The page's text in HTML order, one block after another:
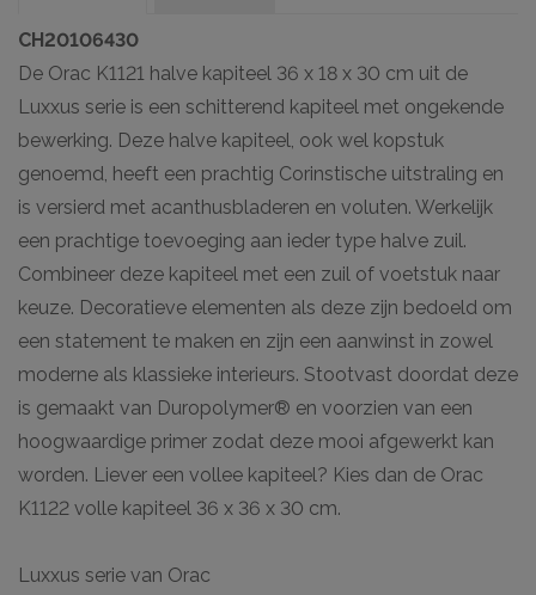
CH20106430
De Orac K1121 halve kapiteel 36 x 18 x 30 cm uit de
Luxxus serie is een schitterend kapiteel met ongekende
bewerking. Deze halve kapiteel, ook wel kopstuk
genoemd, heeft een prachtig Corinstische uitstraling en
is versierd met acanthusbladeren en voluten. Werkelijk
een prachtige toevoeging aan ieder type halve zuil.
Combineer deze kapiteel met een zuil of voetstuk naar
keuze. Decoratieve elementen als deze zijn bedoeld om
een statement te maken en zijn een aanwinst in zowel
moderne als klassieke interieurs. Stootvast doordat deze
is gemaakt van Duropolymer® en voorzien van een
hoogwaardige primer zodat deze mooi afgewerkt kan
worden. Liever een vollee kapiteel? Kies dan de Orac
K1122 volle kapiteel 36 x 36 x 30 cm.
Luxxus serie van Orac